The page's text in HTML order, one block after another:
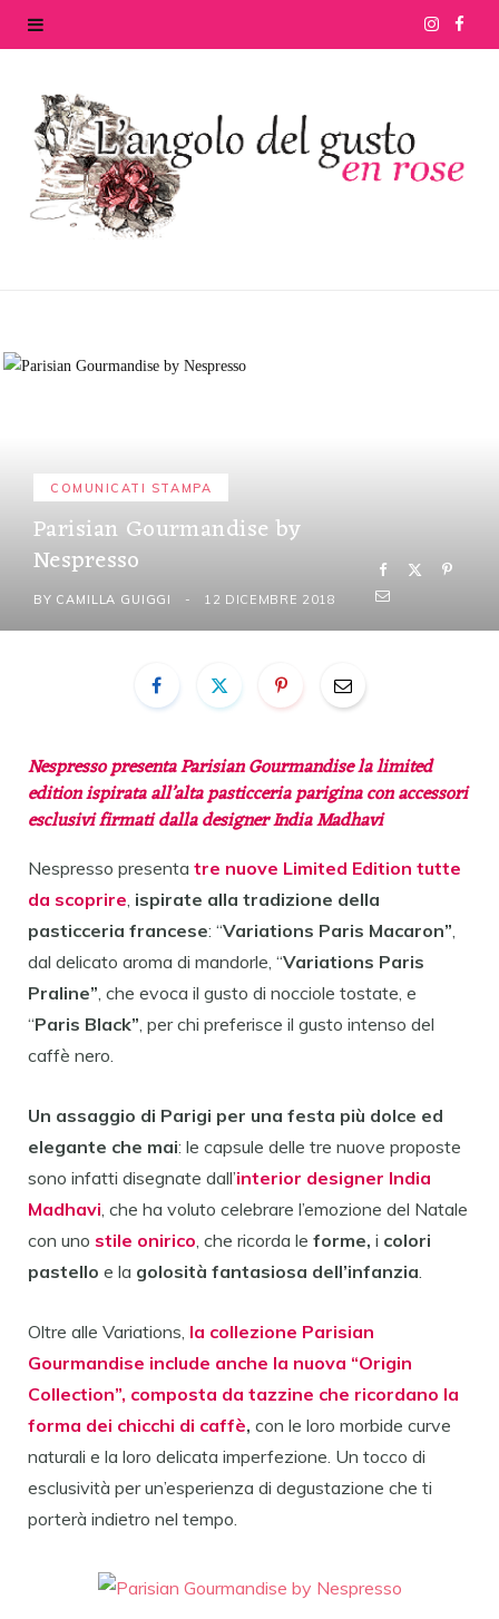
I
t e
COMUNICATI STAMPA
Parisian Gourmandise by
Nespresso
BY CAMILLA GUIGGI 12 DICEMBRE 2018
Nespresso presenta Parisian Gourmandise la limited
edition ispirata all’alta pasticceria parigina con accessori
esclusivi firmati dalla designer India Madhavi
Nespresso presenta tre nuove Limited Edition tutte
da scoprire ispirate alla tradizione della
pasticceria francese: “Variations Paris Macaron”
dal delicato aroma di mandorle, “Variations Paris
Praline” , che evoca il gusto di nocciole tostate, e
“Paris Black” per chi preferisce il gusto intenso del
caffè nero.
Un assaggio di Parigi per una festa più dolce ed
elegante che mai: le capsule delle tre nuove proposte
sono infatti disegnate dall’interior designer India
Madhavi che ha voluto celebrare l’emozione del Natale
con uno stile onirico , che ricorda le forme, i colori
pastello e la golosità fantasiosa dell’infanzia
Oltre alle Variations, la collezione Parisian
Gourmandise include anche la nuova “Origin
Collection”, composta da tazzine che ricordano la
forma dei chicchi di caffè, con le loro morbide curve
naturali e la loro delicata imperfezione. Un tocco di
esclusività per un’esperienza di degustazione che ti
porterà indietro nel tempo.